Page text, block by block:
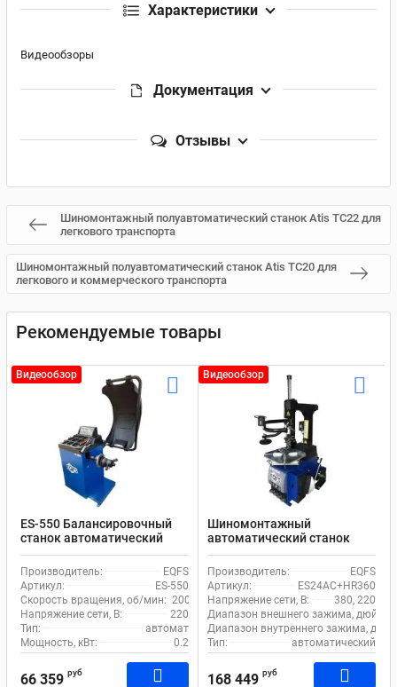
Характеристики
Видеообзоры
Документация
Отзывы
Шиномонтажный полуавтоматический станок Atis TC22 для
легкового транспорта
Шиномонтажный полуавтоматический станок Atis TC20 для
легкового и коммерческого транспорта
Рекомендуемые товары
Видеообзор
ES-550 Балансировочный
станок автоматический
ввод 2 параметров
Производитель:
EQFS
Артикул:
ES-550
Скорость вращения, об/мин: 200
Напряжение сети, В:
220
Тип:
автомат
Мощность, кВт:
0.2
66 359 руб
Видеообзор
Шиномонтажный
автоматический станок
EQFS ES24AC+HR360 для
легкового транспорта
Производитель:
EQFS
Артикул:
ES24AC+HR360
Напряжение сети, В:
380, 220
Диапазон внешнего зажима, дюйм:
Диапазон внутреннего зажима,
Тип:
автоматический
168 449 руб